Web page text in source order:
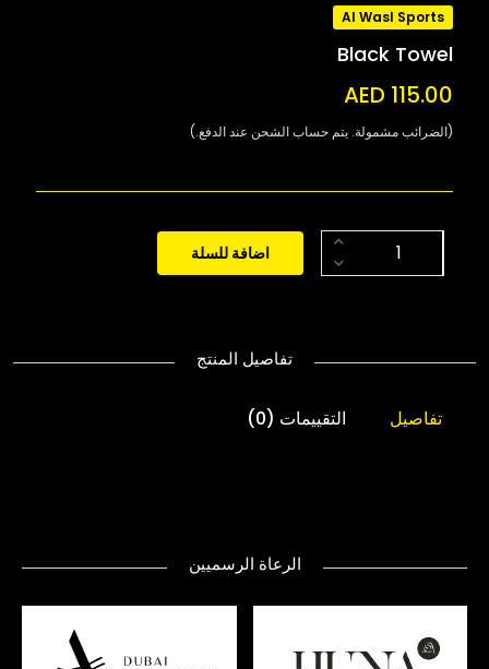
Al Wasl Sports
Black Towel
AED 115.00
(الضرائب مشمولة. يتم حساب الشحن عند الدفع.)
اضافة للسلة
تفاصيل المنتج
تفاصيل التقييمات (0)
الرعاة الرسميين